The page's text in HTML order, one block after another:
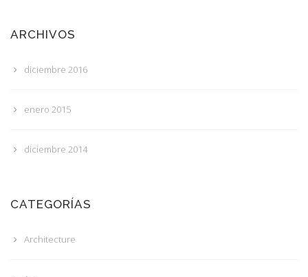
ARCHIVOS
diciembre 2016
enero 2015
diciembre 2014
CATEGORÍAS
Architecture